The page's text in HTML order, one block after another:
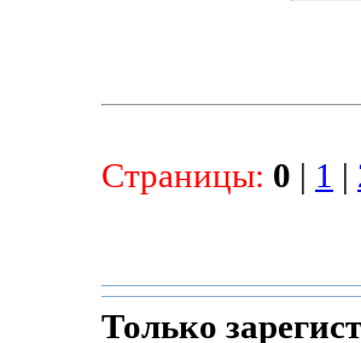
Страницы: 0 | 1 |
Только